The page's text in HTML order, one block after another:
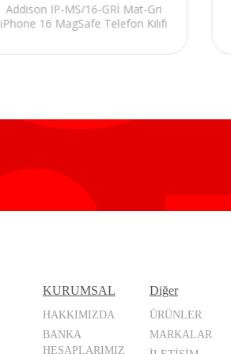
Addison IP-MS/16-GRİ Mat-Gri
iPhone 16 MagSafe Telefon Kılıfı
KURUMSAL
HAKKIMIZDA
BANKA
HESAPLARIMIZ
Diğer
ÜRÜNLER
MARKALAR